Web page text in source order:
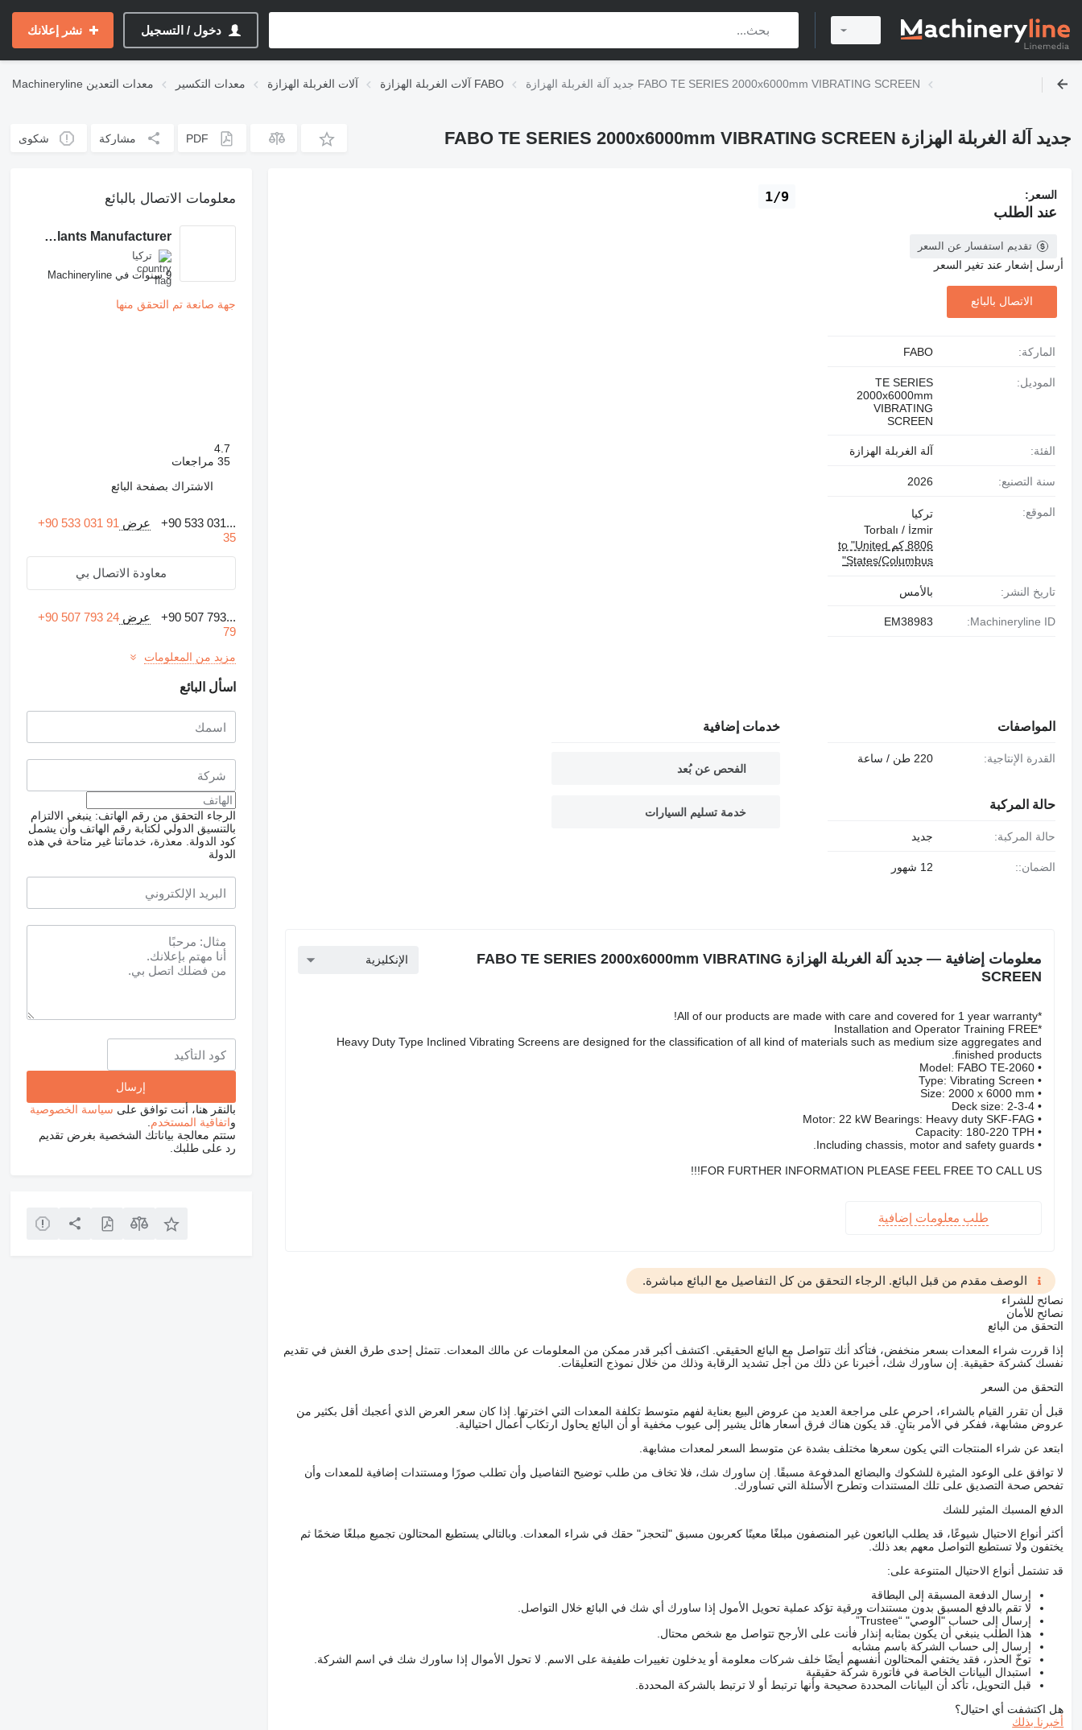
دخول / التسجيل نشر إعلانك
Machineryline معدات التعدين معدات التكسير آلات الغربلة الهزازة آلات الغربلة الهزازة FABO جديد آلة الغربلة الهزازة FABO TE SERIES 2000x6000mm VIBRATING SCREEN
جديد آلة الغربلة الهزازة FABO TE SERIES 2000x6000mm VIBRATING SCREEN PDF مشاركة شكوى
1/9 السعر:
عند الطلب
تقديم استفسار عن السعر
أرسل إشعار عند تغير السعر
الاتصال بالبائع
الماركة: FABO
الموديل:
TE SERIES
2000x6000mm
VIBRATING
SCREEN
الفئة: آلة الغربلة الهزازة
سنة التصنيع: 2026
الموقع:
تركيا
Torbalı / İzmir
8806 كم to "United
States/Columbus"
تاريخ النشر: بالأمس
Machineryline ID:
EM38983
المواصفات
القدرة الإنتاجية: 220 طن / ساعة
حالة المركبة
حالة المركبة: جديد
الضمان:: 12 شهور
خدمات إضافية
الفحص عن بُعد
خدمة تسليم السيارات
معلومات إضافية — جديد آلة الغربلة الهزازة FABO TE SERIES 2000x6000mm VIBRATING
SCREEN
الإنكليزية
*All of our products are made with care and covered for 1 year warranty!
*Installation and Operator Training FREE
Heavy Duty Type Inclined Vibrating Screens are designed for the classification of all kind of materials such as medium size aggregates and
finished products.
• Model: FABO TE-2060
• Type: Vibrating Screen
• Size: 2000 x 6000 mm
• Deck size: 2-3-4
• Motor: 22 kW Bearings: Heavy duty SKF-FAG
• Capacity: 180-220 TPH
• Including chassis, motor and safety guards.
FOR FURTHER INFORMATION PLEASE FEEL FREE TO CALL US!!!
طلب معلومات إضافية
الوصف مقدم من قبل البائع. الرجاء التحقق من كل التفاصيل مع البائع مباشرة.
نصائح للشراء
نصائح للأمان
التحقق من البائع
إذا قررت شراء المعدات بسعر منخفض، فتأكد أنك تتواصل مع البائع الحقيقي. اكتشف أكبر قدر ممكن من المعلومات عن مالك المعدات. تتمثل إحدى طرق الغش في تقديم
نفسك كشركة حقيقية. إن ساورك شك، أخبرنا عن ذلك من أجل تشديد الرقابة وذلك من خلال نموذج التعليقات.
التحقق من السعر
قبل أن تقرر القيام بالشراء، احرص على مراجعة العديد من عروض البيع بعناية لفهم متوسط تكلفة المعدات التي اخترتها. إذا كان سعر العرض الذي أعجبك أقل بكثير من
عروض مشابهة، ففكر في الأمر بتأنٍ. قد يكون هناك فرق أسعار هائل يشير إلى عيوب مخفية أو أن البائع يحاول ارتكاب أعمال احتيالية.
ابتعد عن شراء المنتجات التي يكون سعرها مختلف بشدة عن متوسط السعر لمعدات مشابهة.
لا توافق على الوعود المثيرة للشكوك والبضائع المدفوعة مسبقًا. إن ساورك شك، فلا تخاف من طلب توضيح التفاصيل وأن تطلب صورًا ومستندات إضافية للمعدات وأن
تفحص صحة التصديق على تلك المستندات وتطرح الأسئلة التي تساورك.
الدفع المسبك المثير للشك
أكثر أنواع الاحتيال شيوعًا، قد يطلب البائعون غير المنصفون مبلغًا معينًا كعربون مسبق "لتحجز" حقك في شراء المعدات. وبالتالي يستطيع المحتالون تجميع مبلغًا ضخمًا ثم
يختفون ولا تستطيع التواصل معهم بعد ذلك.
قد تشتمل أنواع الاحتيال المتنوعة على:
إرسال الدفعة المسبقة إلى البطاقة
لا تقم بالدفع المسبق بدون مستندات ورقية تؤكد عملية تحويل الأمول إذا ساورك أي شك في البائع خلال التواصل.
إرسال إلى حساب "الوصي" “Trustee”
هذا الطلب ينبغي أن يكون بمثابه إنذار فأنت على الأرجح تتواصل مع شخص محتال.
إرسال إلى حساب الشركة باسم مشابه
توخّ الحذر، فقد يختفي المحتالون أنفسهم أيضًا خلف شركات معلومة أو يدخلون تغييرات طفيفة على الاسم. لا تحول الأموال إذا ساورك شك في اسم الشركة.
استبدال البيانات الخاصة في فاتورة شركة حقيقية
قبل التحويل، تأكد أن البيانات المحددة صحيحة وأنها ترتبط أو لا ترتبط بالشركة المحددة.
هل اكتشفت أي احتيال؟
أخبرنا بذلك
معلومات الاتصال بالبائع
FABO Mobile & Stationary Crushing and Screening Plants | Concrete Batching Plants Manufacturer
تركيا
9 سنوات في Machineryline
جهة صانعة تم التحقق منها
4.7
35 مراجعات
الاشتراك بصفحة البائع
+90 533 031... عرض +90 533 031 91
35
معاودة الاتصال بي
+90 507 793... عرض+90 507 793 24
79
مزيد من المعلومات
اسأل البائع
الرجاء التحقق من رقم الهاتف: ينبغي الالتزام
بالتنسيق الدولي لكتابة رقم الهاتف وأن يشمل
كود الدولة.
معذرة، خدماتنا غير متاحة في هذه
الدولة
بالنقر هنا، أنت توافق على سياسة الخصوصية
واتفاقية المستخدم
ستتم معالجة بياناتك الشخصية بغرض تقديم
رد على طلبك.